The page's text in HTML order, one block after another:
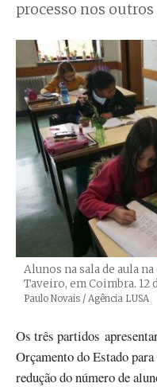
processo nos
Alunos na sala de aula na
Taveiro, em Coimbra. 12
Créditos
Paulo Novais / Agência LUSA
Os três partidos
Orçamento do Estado
redução do número de